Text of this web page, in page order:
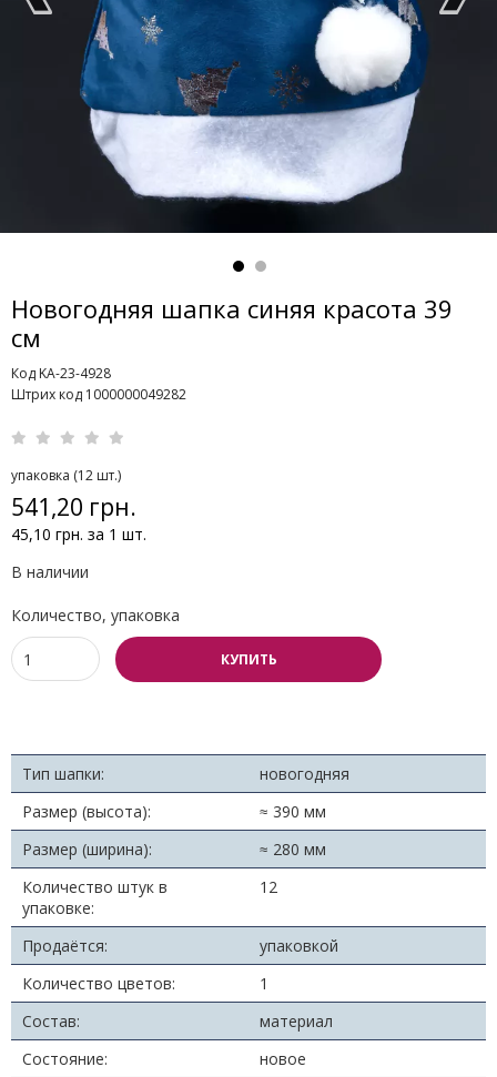
Новогодняя шапка синяя красота 39
см
Код KA-23-4928
Штрих код 1000000049282
упаковка (12 шт.)
541,20 грн.
45,10 грн. за 1 шт.
В наличии
Количество, упаковка
КУПИТЬ
Тип шапки:
новогодняя
Размер (высота):
≈ 390 мм
Размер (ширина):
≈ 280 мм
Количество штук в
упаковке:
12
Продаётся:
упаковкой
Количество цветов:
1
Состав:
материал
Состояние:
новое